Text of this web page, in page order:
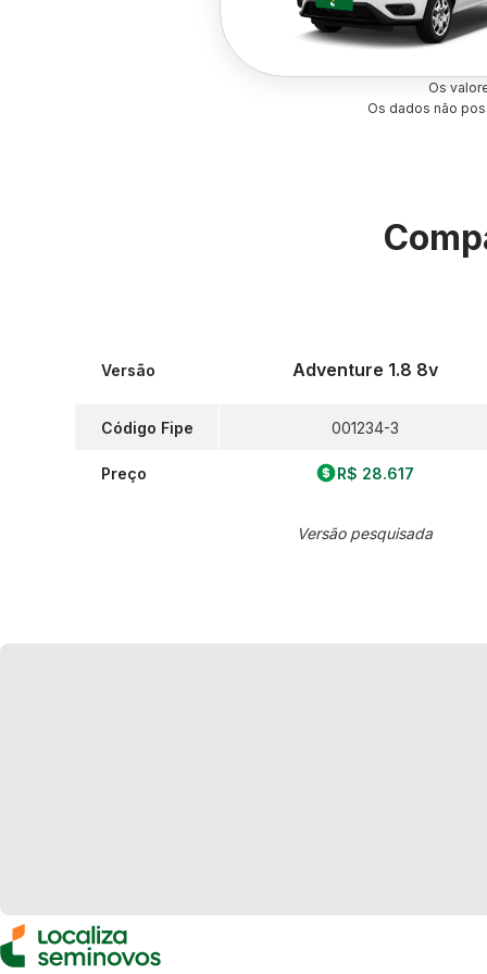
Os
Os dados não
Versão
Código Fipe
Preço
Adventure 1.8 8v
001234-3
R$ 28.617
Versão pesquisada